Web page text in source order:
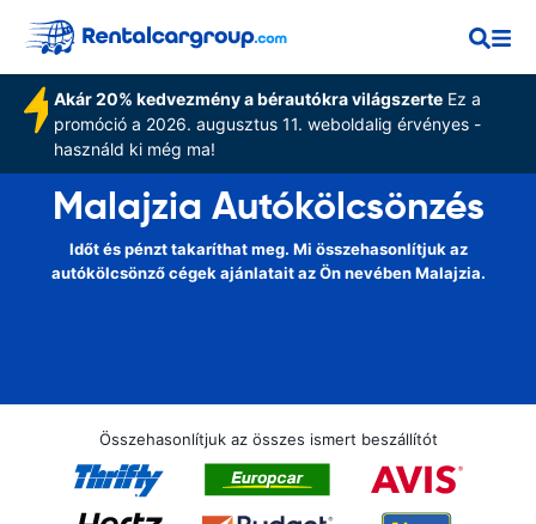
Akár 20% kedvezmény a bérautókra világszerteEz a
promóció a 2026. augusztus 11. weboldalig érvényes -
használd ki még ma!
Malajzia Autókölcsönzés
Időt és pénzt takaríthat meg. Mi összehasonlítjuk az
autókölcsönző cégek ajánlatait az Ön nevében Malajzia.
Összehasonlítjuk az összes ismert beszállítót